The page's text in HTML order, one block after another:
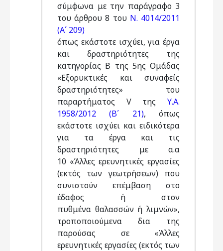
σύμφωνα με την παράγραφο 3
του άρθρου 8 του Ν. 4014/2011
(Α΄ 209)
όπως εκάστοτε ισχύει, για έργα
και δραστηριότητες της
κατηγορίας Β της 5ης Ομάδας
«Εξορυκτικές και συναφείς
δραστηριότητες» του
παραρτήματος V της Υ.Α.
1958/2012 (Β΄ 21), όπως
εκάστοτε ισχύει και ειδικότερα
για τα έργα και τις
δραστηριότητες με α.α
10 «Άλλες ερευνητικές εργασίες
(εκτός των γεωτρήσεων) που
συνιστούν επέμβαση στο
έδαφος ή στον
πυθμένα θαλασσών ή λιμνών»,
τροποποιούμενα δια της
παρούσας σε «Άλλες
ερευνητικές εργασίες (εκτός των